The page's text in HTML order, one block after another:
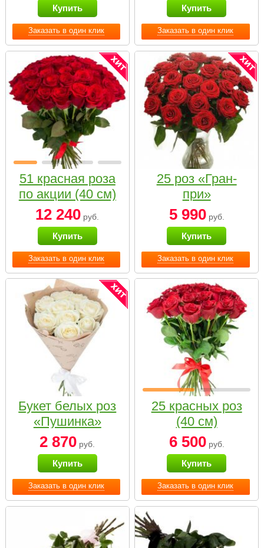
Заказать в один клик
Купить
Заказать в один клик
Купить
Заказать в один клик
51 красная роза
по акции (40 см)
12 240 руб.
Купить
Заказать в один клик
25 роз «Гран-
при»
5 990руб.
Купить
Заказать в один клик
Букет белых роз
«Пушинка»
2 870 руб.
Купить
Заказать в один клик
25 красных роз
(40 см)
6 500руб.
Купить